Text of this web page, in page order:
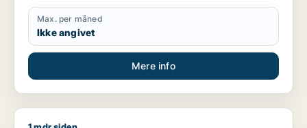
Max. per måned
Ikke angivet
Mere info